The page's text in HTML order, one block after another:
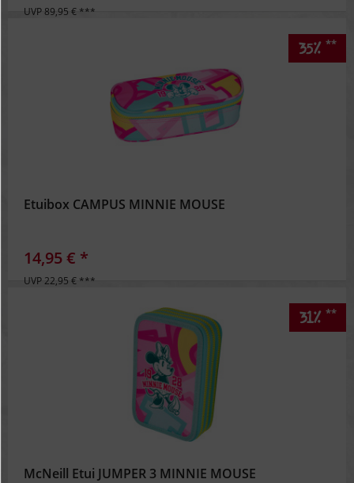
UVP 89,95 € ***
35% **
Etuibox CAMPUS MINNIE MOUSE
14,95 € *
UVP 22,95 € ***
31% **
McNeill Etui JUMPER 3 MINNIE MOUSE